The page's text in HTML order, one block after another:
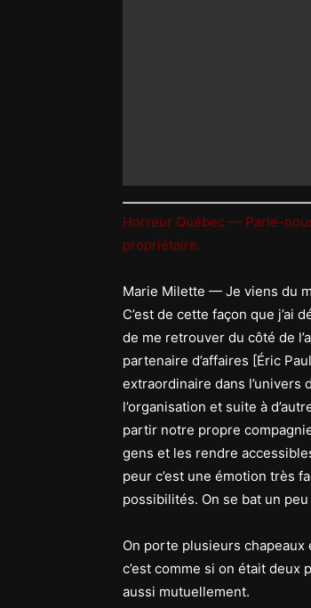
Horreur Québec — Parle-
propriétaire.
Marie Milette — Je viens du
C’est de cette façon que j’ai
de me retrouver du côté de
partenaire d’affaires [Éric
extraordinaire dans l’univers
l’organisation et suite à
partir notre propre
gens et les rendre
peur c’est une émotion très
possibilités. On se bat un
On porte plusieurs
c’est comme si on était deux
aussi mutuellement.